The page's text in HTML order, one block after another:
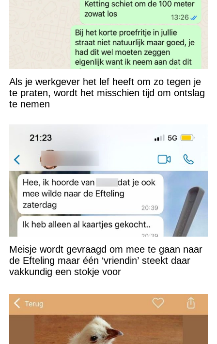
Als je werkgever het lef heeft om zo tegen je
te praten, wordt het misschien tijd om ontslag
te nemen
Meisje wordt gevraagd om mee te gaan naar
de Efteling maar één ‘vriendin’ steekt daar
vakkundig een stokje voor